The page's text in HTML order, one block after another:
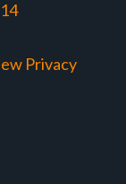
Privacy